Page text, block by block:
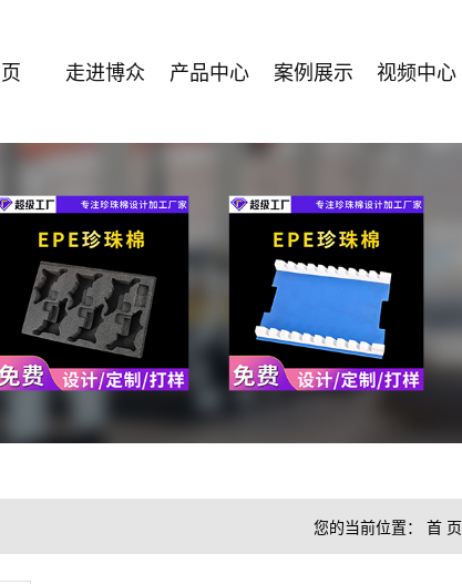
走进博众 产品中心
吴江EPE珍珠
棉
吴江EPE异型
案例展示
车间环境
视频中心
您的当前位置： 首 页